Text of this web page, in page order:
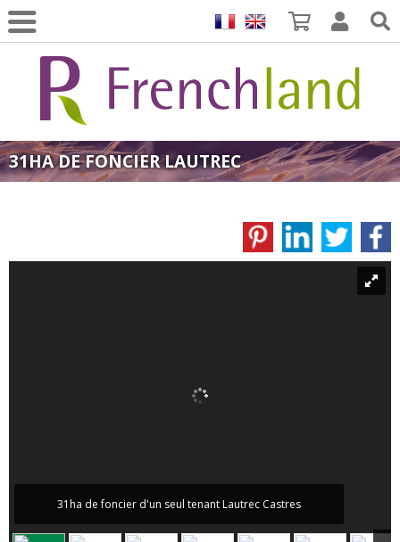
31HA DE FONCIER LAUTREC
31ha de foncier d'un seul tenant Lautrec Castres